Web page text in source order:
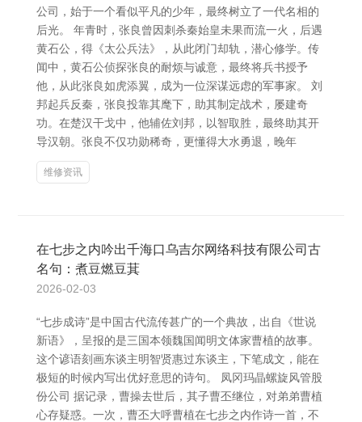
公司，始于一个看似平凡的少年，最终树立了一代名相的
后光。 年青时，张良曾因刺杀秦始皇未果而流一火，后遇
黄石公，得《太公兵法》，从此闭门却轨，潜心修学。传
闻中，黄石公侦探张良的耐烦与诚意，最终将兵书授予
他，从此张良如虎添翼，成为一位深谋远虑的军事家。 刘
邦起兵反秦，张良投靠其麾下，助其制定战术，屡建奇
功。在楚汉干戈中，他辅佐刘邦，以智取胜，最终助其开
导汉朝。张良不仅功勋稀奇，更懂得大水勇退，晚年
维修资讯
在七步之内吟出千海口乌吉尔网络科技有限公司古
名句：煮豆燃豆萁
2026-02-03
“七步成诗”是中国古代流传甚广的一个典故，出自《世说
新语》，呈报的是三国本领魏国闻明文体家曹植的故事。
这个谚语刻画东谈主明智贤惠过东谈主，下笔成文，能在
极短的时候内写出优好意思的诗句。 凤冈玛晶螺旋风管股
份公司 据记录，曹操去世后，其子曹丕继位，对弟弟曹植
心存疑惑。一次，曹丕大呼曹植在七步之内作诗一首，不